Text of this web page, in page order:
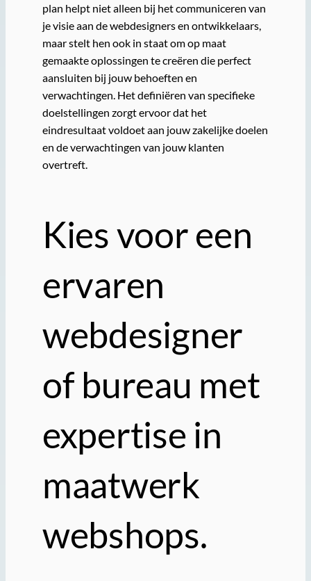
plan helpt niet alleen bij het communiceren van
je visie aan de webdesigners en ontwikkelaars,
maar stelt hen ook in staat om op maat
gemaakte oplossingen te creëren die perfect
aansluiten bij jouw behoeften en
verwachtingen. Het definiëren van specifieke
doelstellingen zorgt ervoor dat het
eindresultaat voldoet aan jouw zakelijke doelen
en de verwachtingen van jouw klanten
overtreft.
Kies voor een
ervaren
webdesigner
of bureau met
expertise in
maatwerk
webshops.